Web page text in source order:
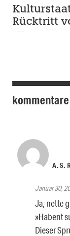
Rücktritt
kommentare
A. S.
Januar 30,
Ja, nette
»Habent
Dieser